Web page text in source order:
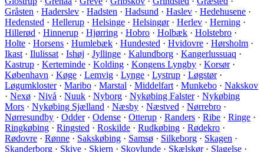
Gråsten · Haderslev · Hadsten · Hadsund · Haslev · Hedehusene ·
Hedensted · Hellerup · Helsinge · Helsingør· Herlev · Herning ·
Hillerød · Hinnerup · Hjørring · Hobro · Holbæk · Holstebro ·
Holte · Horsens · Humlebæk · Hundested · Hvidovre · Hørsholm ·
Ikast · Ilulissat · Ishøj · Jyllinge · Kalundborg · Kangerlussuaq ·
Kastrup · Kerteminde · Kolding · Kongens Lyngby · Korsør·
København · Køge · Lemvig · Lynge · Lystrup · Løgstør·
Løgumkloster· Maribo · Marstal · Middelfart · Munkebo · Nakskov
· Nexø · Nivå · Nuuk · Nyborg · Nykøbing Falster· Nykøbing
Mors · Nykøbing Sjælland · Næsby · Næstved · Nørrebro ·
Nørresundby · Odder· Odense · Otterup · Randers · Ribe · Ringe ·
Ringkøbing · Ringsted · Roskilde · Rudkøbing · Rødekro ·
Rødovre · Rønne · Sakskøbing · Samsø · Silkeborg · Skagen ·
Skanderborg · Skive · Skjern · Skovlunde · Skælskør· Slagelse ·